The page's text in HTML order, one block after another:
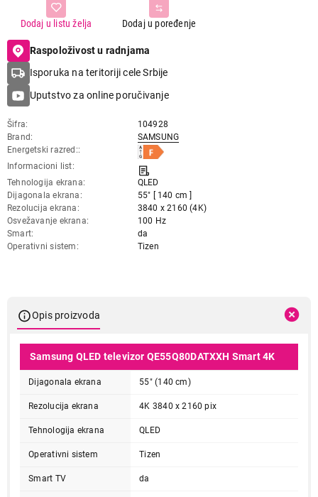
Dodaj u poređenje
Dodaj u listu želja
Raspoloživost u radnjama
Isporuka na teritoriji cele Srbije
Uputstvo za online poručivanje
Šifra
104928
Brand
SAMSUNG
Energetski razred:
Informacioni list
Tehnologija ekrana
QLED
Dijagonala ekrana
55" [ 140 cm ]
Rezolucija ekrana
3840 x 2160 (4K)
Osvežavanje ekrana
100 Hz
Smart
da
Operativni sistem
Tizen
Opis proizvoda
Samsung QLED televizor QE55Q80DATXXH Smart 4K
Dijagonala ekrana 55" (140 cm)
Rezolucija ekrana 4K 3840 x 2160 pix
Tehnologija ekrana QLED
Operativni sistem Tizen
Smart TV da